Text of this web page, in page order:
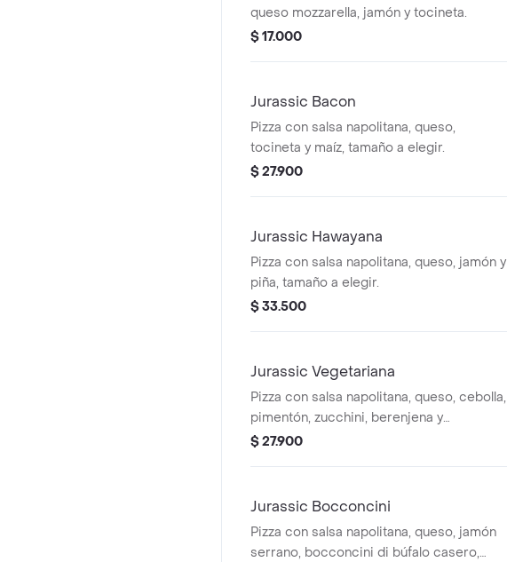
queso mozzarella, jamón y tocineta.
$ 17.000
Jurassic Bacon
Pizza con salsa napolitana, queso,
tocineta y maíz, tamaño a elegir.
$ 27.900
Jurassic Hawayana
Pizza con salsa napolitana, queso, jamón y
piña, tamaño a elegir.
$ 33.500
Jurassic Vegetariana
Pizza con salsa napolitana, queso, cebolla,
pimentón, zucchini, berenjena y
champiñón, tamaño a elegir.
$ 27.900
Jurassic Bocconcini
Pizza con salsa napolitana, queso, jamón
serrano, bocconcini di búfalo casero,